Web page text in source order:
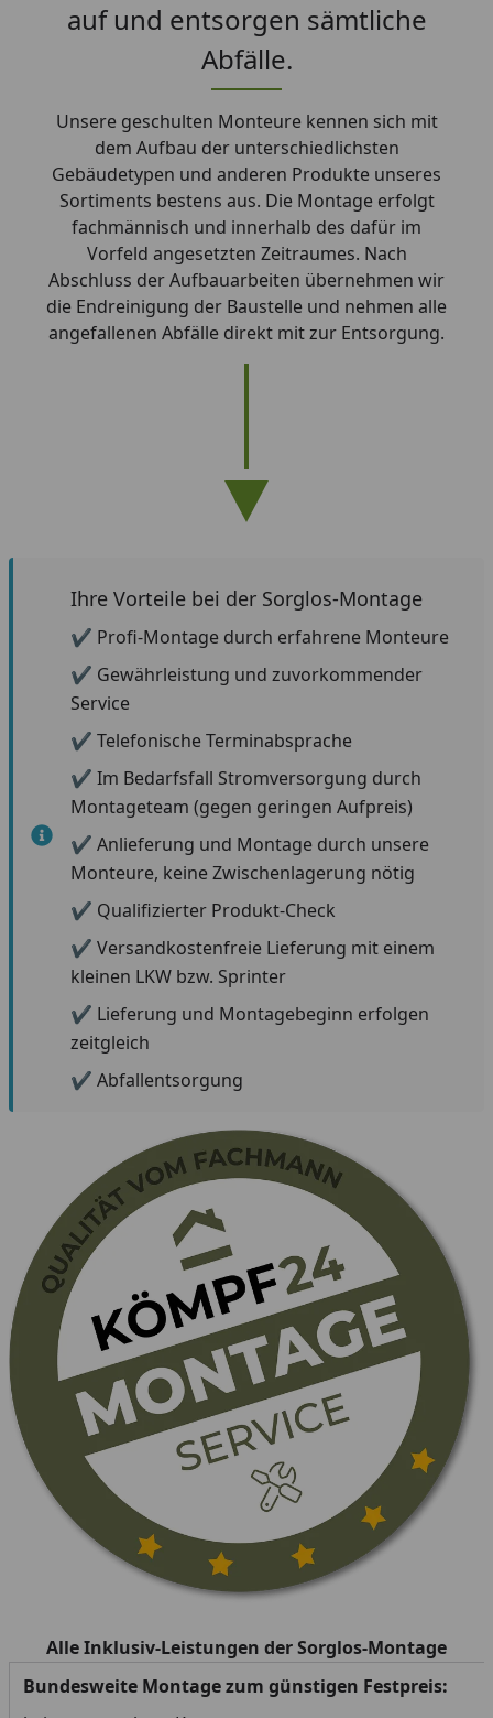
auf und entsorgen sämtliche
Abfälle.
Unsere geschulten Monteure kennen sich mit
dem Aufbau der unterschiedlichsten
Gebäudetypen und anderen Produkte unseres
Sortiments bestens aus. Die Montage erfolgt
fachmännisch und innerhalb des dafür im
Vorfeld angesetzten Zeitraumes. Nach
Abschluss der Aufbauarbeiten übernehmen wir
die Endreinigung der Baustelle und nehmen alle
angefallenen Abfälle direkt mit zur Entsorgung.
Ihre Vorteile bei der Sorglos-Montage
✔ Profi-Montage durch erfahrene Monteure
✔ Gewährleistung und zuvorkommender
Service
✔ Telefonische Terminabsprache
✔ Im Bedarfsfall Stromversorgung durch
Montageteam (gegen geringen Aufpreis)
✔ Anlieferung und Montage durch unsere
Monteure, keine Zwischenlagerung nötig
✔ Qualifizierter Produkt-Check
✔ Versandkostenfreie Lieferung mit einem
kleinen LKW bzw. Sprinter
✔ Lieferung und Montagebeginn erfolgen
zeitgleich
✔ Abfallentsorgung
Alle Inklusiv-Leistungen der Sorglos-Montage
Bundesweite Montage zum günstigen Festpreis: